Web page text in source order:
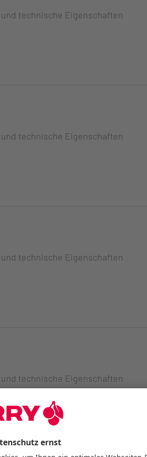
technische Eigenschaften
technische Eigenschaften
technische Eigenschaften
technische Eigenschaften